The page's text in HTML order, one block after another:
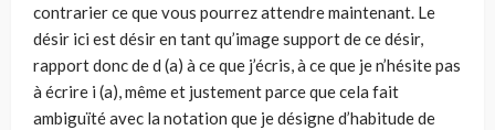
contrarier ce que vous pourrez attendre maintenant. Le
désir ici est désir en tant qu’image support de ce désir,
rapport donc de d (a) à ce que j’écris, à ce que je n’hésite pas
à écrire i (a), même et justement parce que cela fait
ambiguïté avec la notation que je désigne d’habitude de